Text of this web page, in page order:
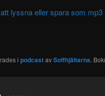
lyssna eller spara som mp3
i podcastavSoffhjältarna.